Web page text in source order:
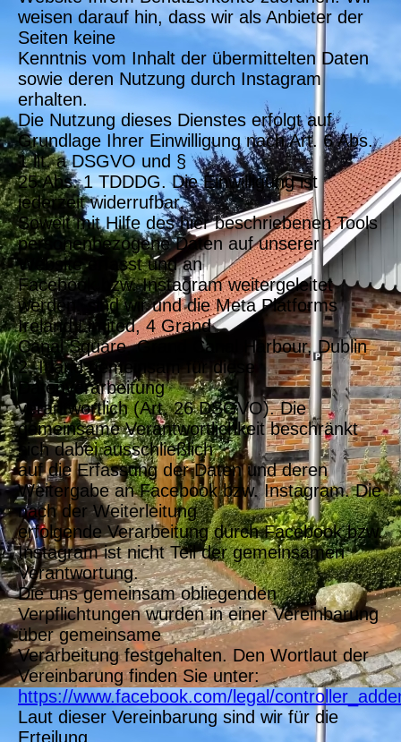
weisen darauf hin, dass wir als Anbieter der
Seiten keine
Kenntnis vom Inhalt der übermittelten Daten
sowie deren Nutzung durch Instagram
erhalten.
Die Nutzung dieses Dienstes erfolgt auf
Grundlage Ihrer Einwilligung nach Art. 6 Abs.
1 lit. a DSGVO und §
25 Abs. 1 TDDDG. Die Einwilligung ist
jederzeit widerrufbar.
Soweit mit Hilfe des hier beschriebenen Tools
personenbezogene Daten auf unserer
Website erfasst und an
Facebook bzw. Instagram weitergeleitet
werden, sind wir und die Meta Platforms
Ireland Limited, 4 Grand
Canal Square, Grand Canal Harbour, Dublin
2, Irland gemeinsam für diese
Datenverarbeitung
verantwortlich (Art. 26 DSGVO). Die
gemeinsame Verantwortlichkeit beschränkt
sich dabei ausschließlich
auf die Erfassung der Daten und deren
Weitergabe an Facebook bzw. Instagram. Die
nach der Weiterleitung
erfolgende Verarbeitung durch Facebook bzw.
Instagram ist nicht Teil der gemeinsamen
Verantwortung.
Die uns gemeinsam obliegenden
Verpflichtungen wurden in einer Vereinbarung
über gemeinsame
Verarbeitung festgehalten. Den Wortlaut der
Vereinbarung finden Sie unter:
https://www.facebook.com/legal/
Laut dieser Vereinbarung sind wir für die
Erteilung